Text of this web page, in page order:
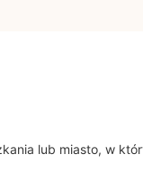
lub miasto, w